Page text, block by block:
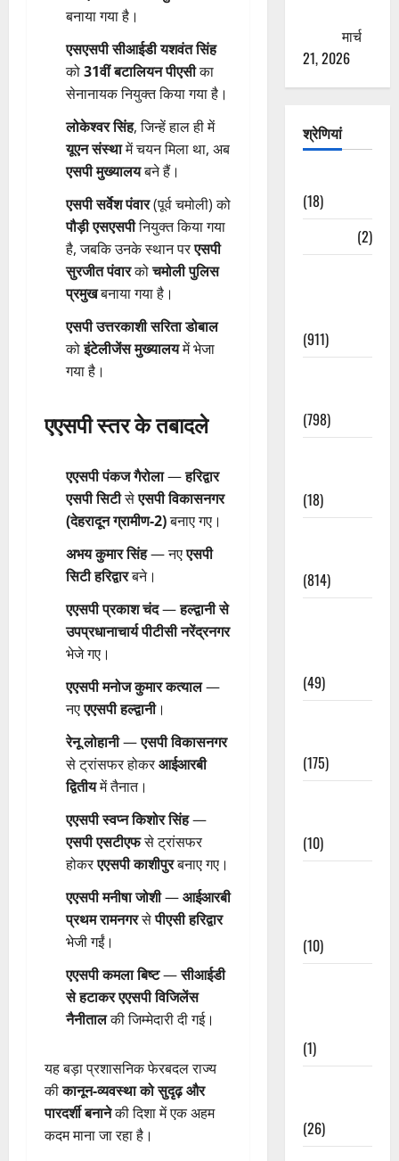
बनाया गया है।
एसएसपी सीआईडी यशवंत सिंह
को31वीं बटालियन पीएसीका
सेनानायक नियुक्त किया गया है।
लोकेश्वर सिंह, जिन्हें हाल ही में
यूएन संस्थामें चयन मिला था, अब
एसपी मुख्यालयबने हैं।
एसपी सर्वेश पंवार(पूर्व चमोली) को
पौड़ी एसएसपीनियुक्त किया गया
है, जबकि उनके स्थान परएसपी
सुरजीत पंवारकोचमोली पुलिस
प्रमुखबनाया गया है।
एसपी उत्तरकाशी सरिता डोबाल
कोइंटेलीजेंस मुख्यालयमें भेजा
गया है।
एएसपी स्तर के तबादले
एएसपी पंकज गैरोला—हरिद्वार
एसपी सिटीसेएसपी विकासनगर
(देहरादून ग्रामीण-2)बनाए गए।
अभय कुमार सिंह— नएएसपी
सिटी हरिद्वारबने।
एएसपी प्रकाश चंद—हल्द्वानी से
उपप्रधानाचार्य पीटीसी नरेंद्रनगर
भेजे गए।
एएसपी मनोज कुमार कत्याल—
नएएएसपी हल्द्वानी।
रेनू लोहानी—एसपी विकासनगर
से ट्रांसफर होकरआईआरबी
द्वितीयमें तैनात।
एएसपी स्वप्न किशोर सिंह—
एसपी एसटीएफसे ट्रांसफर
होकरएएसपी काशीपुरबनाए गए।
एएसपी मनीषा जोशी—आईआरबी
प्रथम रामनगरसेपीएसी हरिद्वार
भेजी गईं।
एएसपी कमला बिष्ट—सीआईडी
से हटाकर एएसपी विजिलेंस
नैनीतालकी जिम्मेदारी दी गई।
यह बड़ा प्रशासनिक फेरबदल राज्य
कीकानून-व्यवस्था को सुदृढ़ और
पारदर्शी बनानेकी दिशा में एक अहम
कदम माना जा रहा है।
मार्च
21, 2026
श्रेणियां
(18)
(2)
(911)
(798)
(18)
(814)
(49)
(175)
(10)
(10)
(1)
(26)